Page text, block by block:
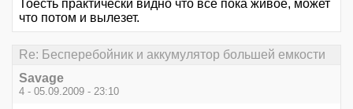
Тоесть практически видно что все пока живое, может
что потом и вылезет.
Re: Бесперебойник и аккумулятор большей емкости
Savage
4 - 05.09.2009 - 23:10